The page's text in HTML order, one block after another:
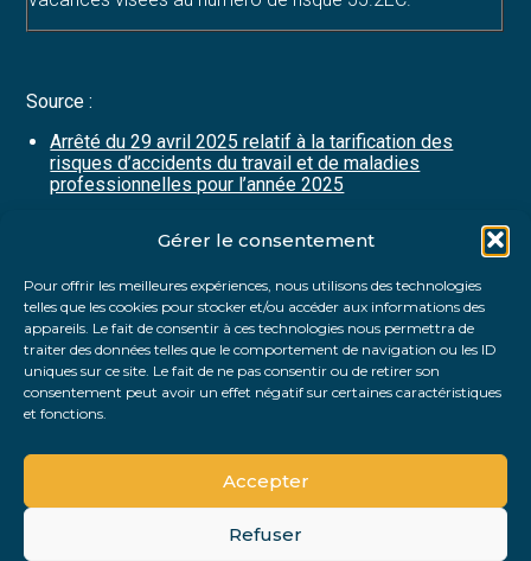
Gérer le consentement
Pour offrir les meilleures expériences, nous utilisons des technologies
telles que les cookies pour stocker et/ou accéder aux informations des
appareils. Le fait de consentir à ces technologies nous permettra de
traiter des données telles que le comportement de navigation ou les ID
uniques sur ce site. Le fait de ne pas consentir ou de retirer son
consentement peut avoir un effet négatif sur certaines caractéristiques
et fonctions.
Accepter
Refuser
Source :
Arrêté du 29 avril 2025 relatif à la tarification des
risques d’accidents du travail et de maladies
professionnelles pour l’année 2025
FaceBook
TwitterLinkedIn